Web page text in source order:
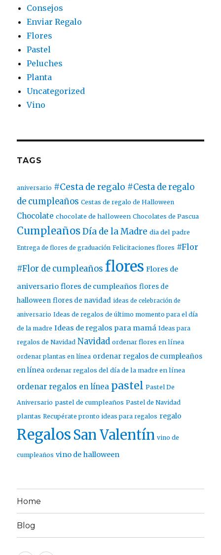
Consejos
Enviar Regalo
Flores
Pastel
Peluches
Planta
Uncategorized
Vino
TAGS
aniversario #Cesta de regalo #Cesta de regalo
de cumpleaños Cestas de regalo de Halloween
Chocolate chocolate de halloween Chocolates de Pascua
Cumpleaños Día de la Madre dia del padre
Entrega de flores de graduación Felicitaciones flores #Flor
#Flor de cumpleaños flores Flores de
aniversario flores de cumpleaños flores de
halloween flores de navidad ideas de celebración de
aniversario Ideas de regalos de último momento para el día
de la madre Ideas de regalos para mamá Ideas para
regalos de Navidad Navidad ordenar flores en línea
ordenar plantas en línea ordenar regalos de cumpleaños
en línea ordenar regalos del día de la madre en línea
ordenar regalos en línea pastel Pastel De
Aniversario pastel de cumpleaños Pastel de Navidad
plantas Recupérate pronto ideas para regalos regalo
Regalos San Valentín vino de
cumpleaños vino de halloween
Home
Blog